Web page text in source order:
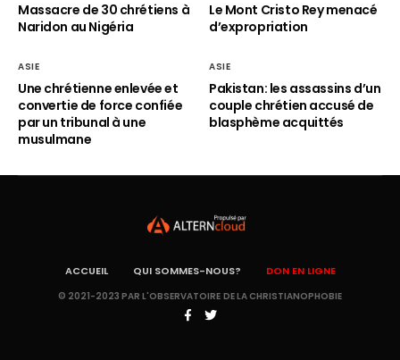
Massacre de 30 chrétiens à
Naridon au Nigéria
Le Mont Cristo Rey menacé
d’expropriation
ASIE
Une chrétienne enlevée et
convertie de force confiée
par un tribunal à une
musulmane
ASIE
Pakistan: les assassins d’un
couple chrétien accusé de
blasphème acquittés
ACCUEIL QUI SOMMES-NOUS? DON EN LIGNE
© 2021-2023 PAR L'OBSERVATOIRE DE LA CHRISTIANOPHOBIE